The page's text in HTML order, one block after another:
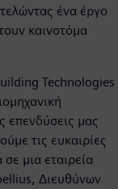
ένα έργο
καινοτόμα
Technologies
επενδύσεις μας
τις ευκαιρίες
μια εταιρεία
Διευθύνων